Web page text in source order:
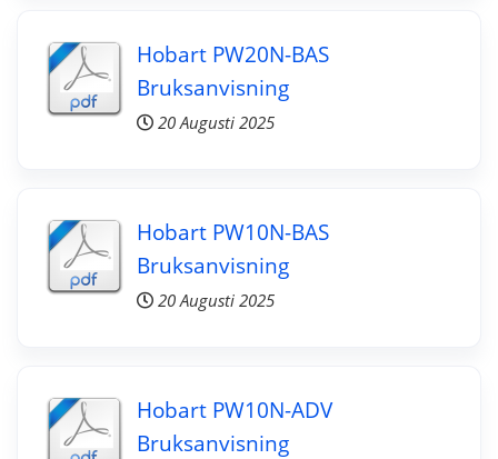
Hobart PW20N-BAS
Bruksanvisning
20 Augusti 2025
Hobart PW10N-BAS
Bruksanvisning
20 Augusti 2025
Hobart PW10N-ADV
Bruksanvisning